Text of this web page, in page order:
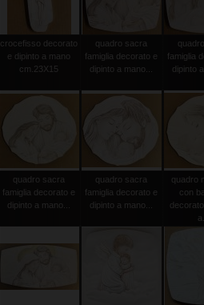
crocefisso decorato
e dipinto a mano
cm.23X15
quadro sacra
famiglia decorato e
dipinto a mano...
famiglia
dipinto
quadro sacra
famiglia decorato e
dipinto a mano...
quadro sacra
famiglia decorato e
dipinto a mano...
quadro
con